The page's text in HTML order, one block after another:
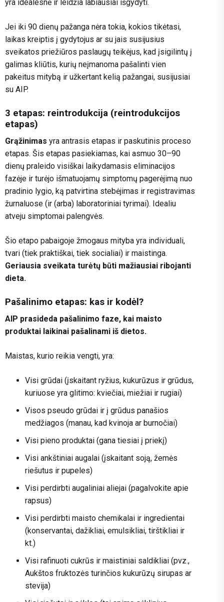
yra idealesnė ir leidžia labiausiai išgydyti.
Jei iki 90 dienų pažanga nėra tokia, kokios tikėtasi,
laikas kreiptis į gydytojus ar su jais susijusius
sveikatos priežiūros paslaugų teikėjus, kad įsigilintų į
galimas kliūtis, kurių neįmanoma pašalinti vien
pakeitus mitybą ir užkertant kelią pažangai, susijusiai
su AIP.
3 etapas: reintrodukcija (reintrodukcijos
etapas)
Grąžinimas yra antrasis etapas ir paskutinis proceso
etapas. Šis etapas pasiekiamas, kai asmuo 30–90
dienų praleido visiškai laikydamasis eliminacijos
fazėje ir turėjo išmatuojamų simptomų pagerėjimą nuo
pradinio lygio, ką patvirtina stebėjimas ir registravimas
žurnaluose (ir (arba) laboratoriniai tyrimai). Idealiu
atveju simptomai palengvės.
Šio etapo pabaigoje žmogaus mityba yra individuali,
tvari (tiek praktiškai, tiek socialiai) ir maistinga.
Geriausia sveikata turėtų būti mažiausiai ribojanti
dieta.
Pašalinimo etapas: kas ir kodėl?
AIP prasideda pašalinimo faze, kai maisto
produktai laikinai pašalinami iš dietos.
Maistas, kurio reikia vengti, yra:
Visi grūdai (įskaitant ryžius, kukurūzus ir grūdus,
kuriuose yra glitimo: kviečiai, miežiai ir rugiai)
Visos pseudo grūdai ir į grūdus panašios
medžiagos (manau, kad kvinoja ar burnočiai)
Visi pieno produktai (gana tiesiai į priekį)
Visi ankštiniai augalai (įskaitant soją, žemės
riešutus ir pupeles)
Visi perdirbti augaliniai aliejai (pagalvokite apie
rapsus)
Visi perdirbti maisto chemikalai ir ingredientai
(konservantai, dažikliai, emulsikliai, tirštikliai ir
kt.)
Visi rafinuoti cukrūs ir maistiniai saldikliai (pvz.,
Aukštos fruktozės turinčios kukurūzų sirupas ar
stevija)